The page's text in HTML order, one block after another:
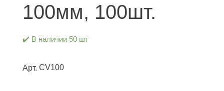
100мм, 100шт.
✔️ В наличии 50 шт
Арт. CV100